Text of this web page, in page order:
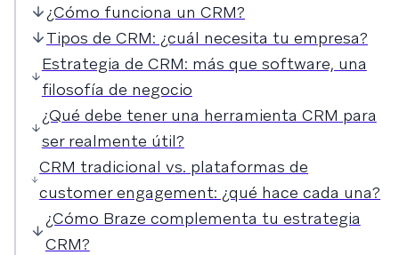
¿Cómo funciona un CRM?
Tipos de CRM: ¿cuál necesita tu empresa?
Estrategia de CRM: más que software, una
filosofía de negocio
¿Qué debe tener una herramienta CRM para
ser realmente útil?
CRM tradicional vs. plataformas de
customer engagement: ¿qué hace cada una?
¿Cómo Braze complementa tu estrategia
CRM?